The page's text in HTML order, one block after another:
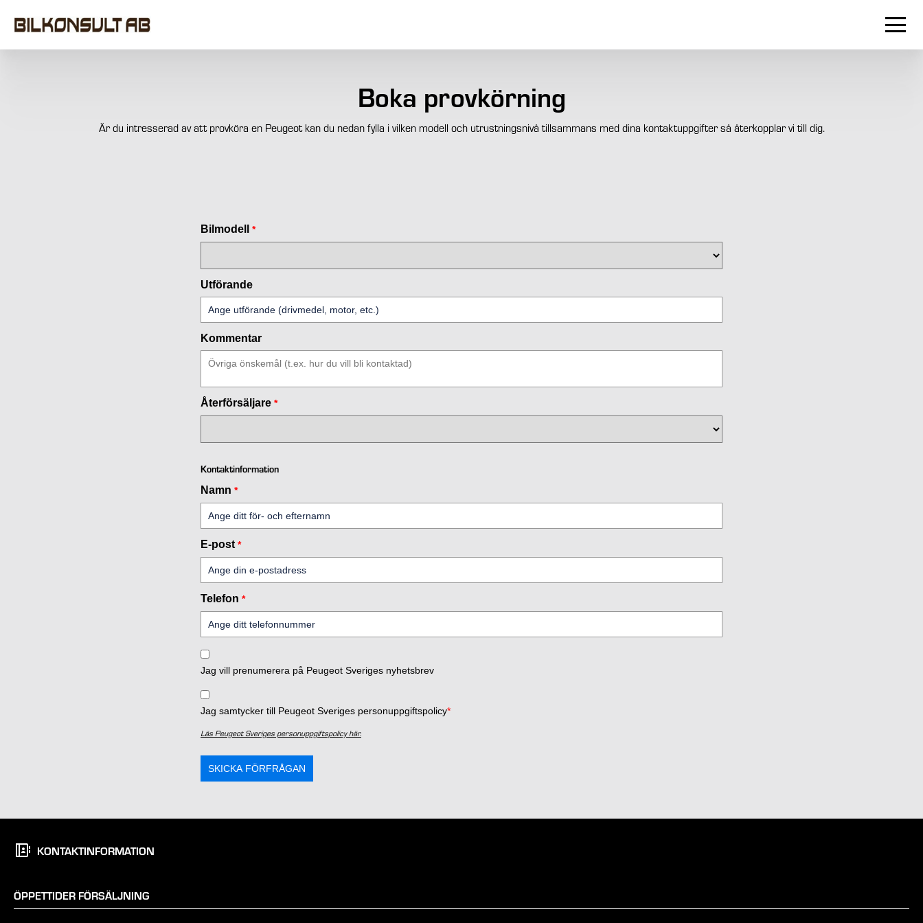
Boka provkörning
Är du intresserad av att provköra en Peugeot kan du nedan fylla i vilken modell och utrustningsnivå tillsammans med dina kontaktuppgifter så återkopplar vi till dig.
Bilmodell *
Utförande
Kommentar
Återförsäljare *
Kontaktinformation
Namn *
E-post *
Telefon *
Jag vill prenumerera på Peugeot Sveriges nyhetsbrev
Jag samtycker till Peugeot Sveriges personuppgiftspolicy*
Läs Peugeot Sveriges personuppgiftspolicy här.
SKICKA FÖRFRÅGAN
KONTAKTINFORMATION
ÖPPETTIDER FÖRSÄLJNING